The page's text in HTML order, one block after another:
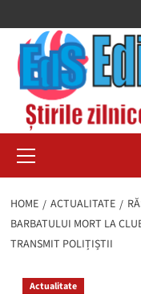
to
content
Menu
HOME ACTUALITATE
BARBATULUI MORT LA
TRANSMIT POLIȚIȘTII
Actualitate